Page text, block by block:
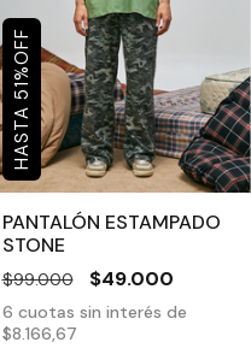
51
%
OFF
PANTALÓN ESTAMPADO
STONE
$99.000 $49.000
6 cuotas sin interés de
$8.166,67